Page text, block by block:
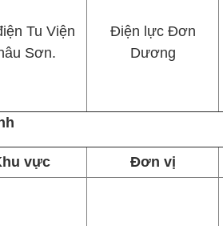
Tu Viện
Sơn.
Điện lực Đơn
Dương
vực Đơn vị